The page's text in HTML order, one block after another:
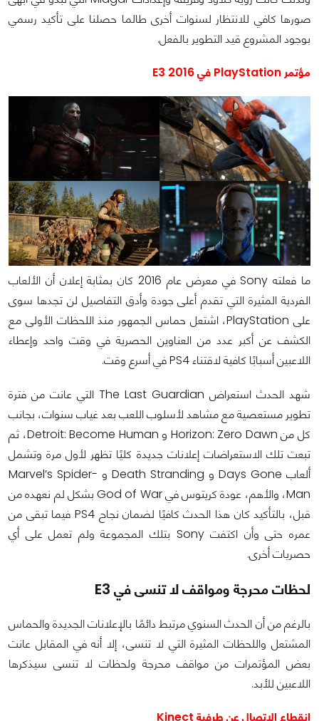
صورها كافي للانتظار لسنوات أخرى طالما حصلنا على تأكيد رسمي
بوجود المشروع قيد التطوير بالفعل.
مؤتمر PlayStation في E3 2016
ما فعلته Sony في معرض عام 2016 كان بمثابة إعلان أن الألعاب
الفردية المثيرة التي تقدم أعلى جودة وأدق التفاصيل لن تجدها سوى
على PlayStation، اشتعل حماس الجمهور منذ اللحظات الأولى مع
الكشف عن أكبر عدد من العناوين الحصرية في وقت واحد وإعطاء
اللاعبين أسبابًا كافية لاقتناء PS4 في أسرع وقت.
شهد الحدث استعراض The Last Guardian التي عانت من فترة
تطوير مستعصية مع مشاهد لأسلوب اللعب بعد غياب سنوات، بجانب
كل من Horizon: Zero Dawn و Detroit: Become Human، ثم
تبعت تلك الاستعراضات إعلانات جديدة كليًا تظهر لأول مرة وتشمل
ألعاب Days Gone و Death Stranding و Marvel’s Spider-
Man، والأهم، عودة كريتوس في God of War بشكل لم نعهده من
قبل، بالتأكيد كان هذا الحدث كافيًا لضمان نجاح PS4 فيما تبقى من
عمره حتى وأن اكتفت Sony بتلك المجموعة ولم تعمل على أي
حصريات أخرى.
لحظات محرجة ومواقف لا تنسى في E3
بالرغم من أن الحدث السنوي مرتبط دائمًا بالإعلانات الجديدة والحماس
المشتعل واللحظات المثيرة التي لا تنسى، إلا أنه في المقابل عانت
بعض المؤتمرات من مواقف محرجة ولحظات لا تنسى سيذكرها
اللاعبين للأبد.
انقطاع الاتصال عن طرفية Kinect